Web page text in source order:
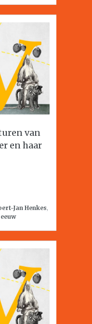
van
en haar
Jan Henkes,